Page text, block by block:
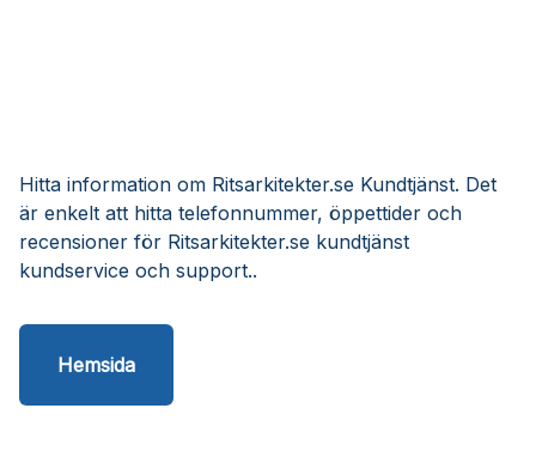
Hitta information om Ritsarkitekter.se Kundtjänst. Det
är enkelt att hitta telefonnummer, öppettider och
recensioner för Ritsarkitekter.se kundtjänst
kundservice och support..
Hemsida